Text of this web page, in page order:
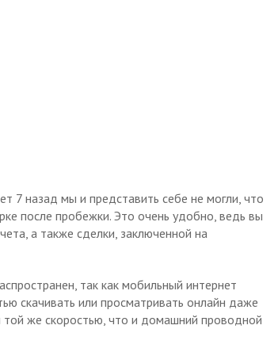
7 назад мы и представить себе не могли, что
после пробежки. Это очень удобно, ведь вы
а также сделки, заключенной на
так как мобильный интернет
скачивать или просматривать онлайн даже
той же скоростью, что и домашний проводной